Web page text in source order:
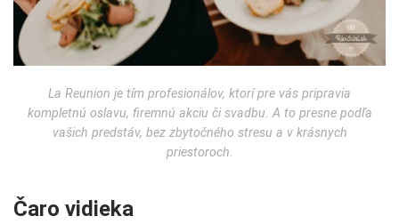
La Reunion je tím profesionálov, ktorí pre vás pripravia
kompletnú oslavu, firemnú akciu či svadbu. A to presne podľa
vašich predstáv, bez zbytočného stresu a v krásnych
priestoroch.
Čaro vidieka